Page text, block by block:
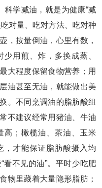
科学减油，就是为健康“减
对量、吃对方法、吃对种
，按量倒油，心里有数，
用煎、炸，多换成蒸、
大程度保留食物营养；用
油甚至无油，就能做出美
。不同烹调油的脂肪酸组
不建议经常用猪油、牛油
高；橄榄油、茶油、玉米
，才能保证脂肪酸摄入均
看不见的油”。平时少吃肥
物里藏着大量隐形脂肪；